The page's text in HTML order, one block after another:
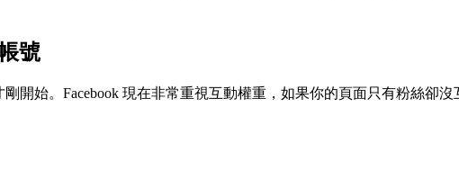
號
開始。Facebook 現在非常重視互動權重，如果你的頁面只有粉絲卻沒